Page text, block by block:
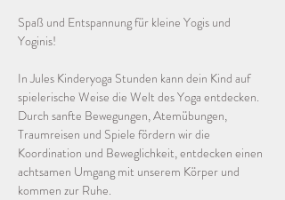
Spaß und Entspannung für kleine Yogis und
Yoginis!
In Jules Kinderyoga Stunden kann dein Kind auf
spielerische Weise die Welt des Yoga entdecken.
Durch sanfte Bewegungen, Atemübungen,
Traumreisen und Spiele fördern wir die
Koordination und Beweglichkeit, entdecken einen
achtsamen Umgang mit unserem Körper und
kommen zur Ruhe.